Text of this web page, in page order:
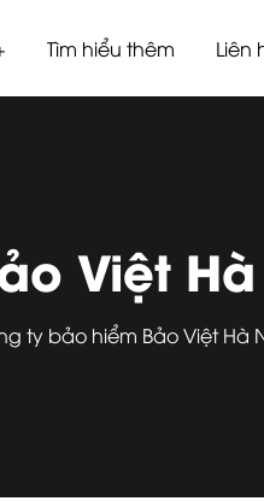
Tìm hiểu thêm Liên
Việt
ty bảo hiểm Bảo Việt Hà